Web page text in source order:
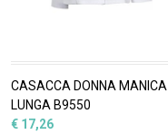
CASACCA DONNA MANICA
LUNGA B9550
€ 17,26